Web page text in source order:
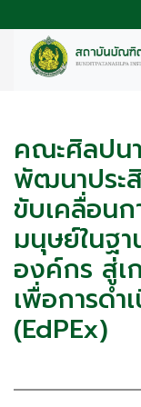
คณะศิลปน
พัฒนาประ
ขับเคลื่อน
มนุษย์ในฐ
องค์กร สู่
เพื่อการดำ
(EdPEx)